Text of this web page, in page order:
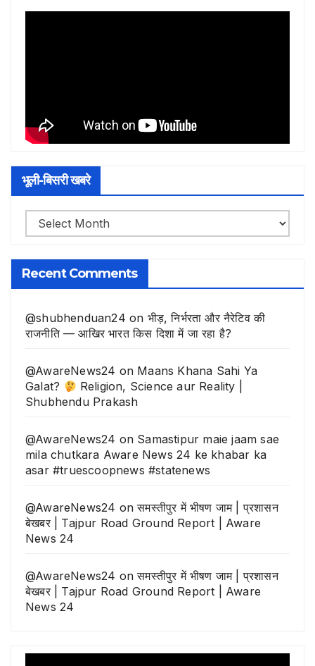
भूली-बिसरी खबरे
भूली-
बिसरी
खबरे
Recent Comments
@shubhenduan24 on भीड़, निर्भरता और नैरेटिव की
राजनीति — आखिर भारत किस दिशा में जा रहा है?
@AwareNews24 on Maans Khana Sahi Ya
Galat?
Religion, Science aur Reality |
Shubhendu Prakash
@AwareNews24 on Samastipur maie jaam sae
mila chutkara Aware News 24 ke khabar ka
asar #truescoopnews #statenews
@AwareNews24 onसमस्तीपुर में भीषण जाम | प्रशासन
बेखबर | Tajpur Road Ground Report | Aware
News 24
@AwareNews24 onसमस्तीपुर में भीषण जाम | प्रशासन
बेखबर | Tajpur Road Ground Report | Aware
News 24